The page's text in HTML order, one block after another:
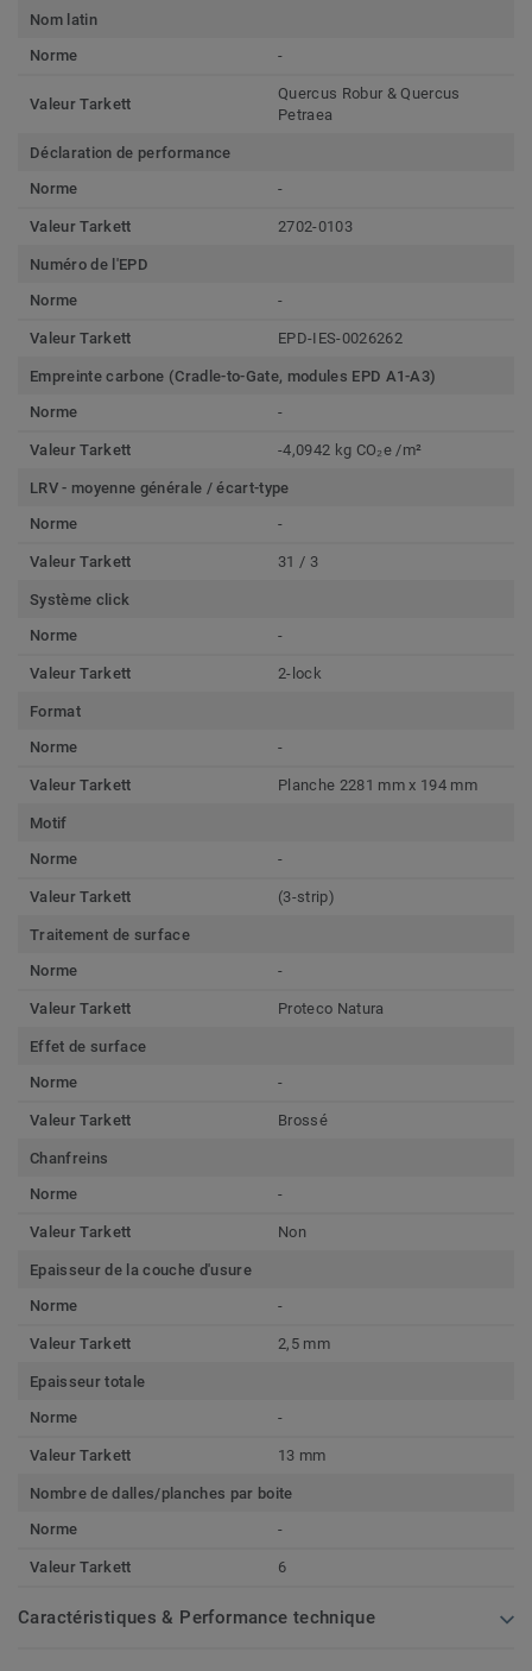
Nom latin
Norme
-
Valeur Tarkett
Quercus Robur & Quercus
Petraea
Déclaration de performance
Norme
-
Valeur Tarkett 2702-0103
Numéro de l'EPD
Norme
-
Valeur Tarkett EPD-IES-0026262
Empreinte carbone (Cradle-to-Gate, modules EPD A1-A3)
Norme
-
Valeur Tarkett -4,0942 kg CO₂e /m²
LRV - moyenne générale / écart-type
Norme
-
Valeur Tarkett 31 / 3
Système click
Norme
-
Valeur Tarkett 2-lock
Format
Norme
-
Valeur Tarkett Planche 2281 mm x 194 mm
Motif
Norme
-
Valeur Tarkett (3-strip)
Traitement de surface
Norme
-
Valeur Tarkett Proteco Natura
Effet de surface
Norme
-
Valeur Tarkett Brossé
Chanfreins
Norme
-
Valeur Tarkett Non
Epaisseur de la couche d'usure
Norme
-
Valeur Tarkett 2,5 mm
Epaisseur totale
Norme
-
Valeur Tarkett 13 mm
Nombre de dalles/planches par boite
Norme
-
Valeur Tarkett 6
Caractéristiques & Performance technique